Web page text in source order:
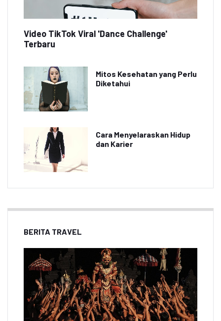
Video TikTok Viral 'Dance Challenge'
Terbaru
Mitos Kesehatan yang Perlu
Diketahui
Cara Menyelaraskan Hidup
dan Karier
BERITA TRAVEL